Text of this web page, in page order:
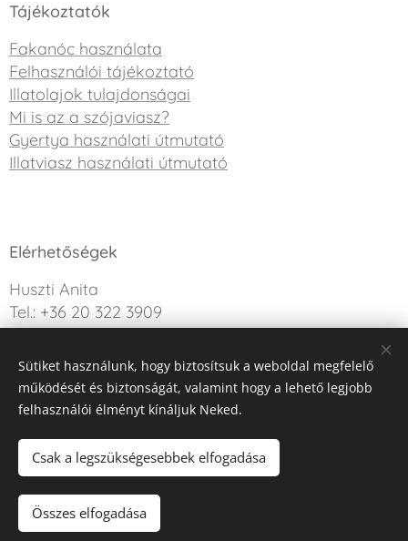
Tájékoztatók
Fakanóc használata
Felhasználói tájékoztató
Illatolajok tulajdonságai
Mi is az a szójaviasz?
Gyertya használati útmutató
Illatviasz használati útmutató
Elérhetőségek
Huszti Anita
Tel.: +36 20 322 3909
Kérdésed van? Írj nekünk!
Az oldalt a Webnode működteti
Sütiket használunk, hogy biztosítsuk a weboldal megfelelő
működését és biztonságát, valamint hogy a lehető legjobb
felhasználói élményt kínáljuk Neked.
Csak a legszükségesebbek elfogadása
Összes elfogadása